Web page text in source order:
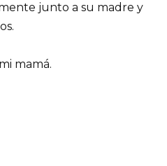
junto a su madre y
mamá.